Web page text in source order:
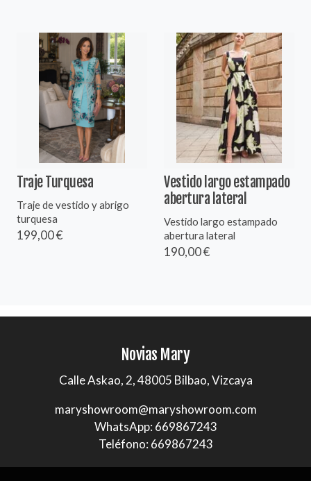
Traje Turquesa
Traje de vestido y abrigo
turquesa
199,00 €
Vestido largo estampado
abertura lateral
Vestido largo estampado
abertura lateral
190,00 €
Novias Mary
Calle Askao, 2, 48005 Bilbao, Vizcaya
maryshowroom@maryshowroom.com
WhatsApp: 669867243
Teléfono: 669867243